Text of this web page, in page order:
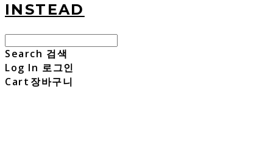
INSTEAD
Search 검색
Log In 로그인
Cart 장바구니